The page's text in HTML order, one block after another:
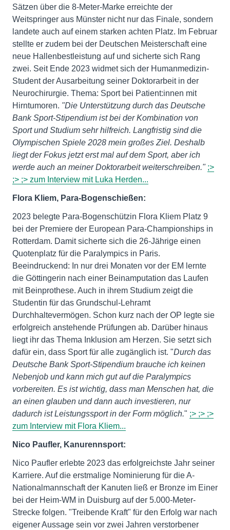
Sätzen über die 8-Meter-Marke erreichte der
Weitspringer aus Münster nicht nur das Finale, sondern
landete auch auf einem starken achten Platz. Im Februar
stellte er zudem bei der Deutschen Meisterschaft eine
neue Hallenbestleistung auf und sicherte sich Rang
zwei. Seit Ende 2023 widmet sich der Humanmedizin-
Student der Ausarbeitung seiner Doktorarbeit in der
Neurochirurgie. Thema: Sport bei Patient:innen mit
Hirntumoren. "Die Unterstützung durch das Deutsche
Bank Sport-Stipendium ist bei der Kombination von
Sport und Studium sehr hilfreich. Langfristig sind die
Olympischen Spiele 2028 mein großes Ziel. Deshalb
liegt der Fokus jetzt erst mal auf dem Sport, aber ich
werde auch an meiner Doktorarbeit weiterschreiben." ;>
;> ;> zum Interview mit Luka Herden...
Flora Kliem, Para-Bogenschießen:
2023 belegte Para-Bogenschützin Flora Kliem Platz 9
bei der Premiere der European Para-Championships in
Rotterdam. Damit sicherte sich die 26-Jährige einen
Quotenplatz für die Paralympics in Paris.
Beeindruckend: In nur drei Monaten vor der EM lernte
die Göttingerin nach einer Beinamputation das Laufen
mit Beinprothese. Auch in ihrem Studium zeigt die
Studentin für das Grundschul-Lehramt
Durchhaltevermögen. Schon kurz nach der OP legte sie
erfolgreich anstehende Prüfungen ab. Darüber hinaus
liegt ihr das Thema Inklusion am Herzen. Sie setzt sich
dafür ein, dass Sport für alle zugänglich ist. "Durch das
Deutsche Bank Sport-Stipendium brauche ich keinen
Nebenjob und kann mich gut auf die Paralympics
vorbereiten. Es ist wichtig, dass man Menschen hat, die
an einen glauben und dann auch investieren, nur
dadurch ist Leistungssport in der Form möglich." ;> ;> ;>
zum Interview mit Flora Kliem...
Nico Paufler, Kanurennsport:
Nico Paufler erlebte 2023 das erfolgreichste Jahr seiner
Karriere. Auf die erstmalige Nominierung für die A-
Nationalmannschaft der Kanuten ließ er Bronze im Einer
bei der Heim-WM in Duisburg auf der 5.000-Meter-
Strecke folgen. "Treibende Kraft" für den Erfolg war nach
eigener Aussage sein vor zwei Jahren verstorbener